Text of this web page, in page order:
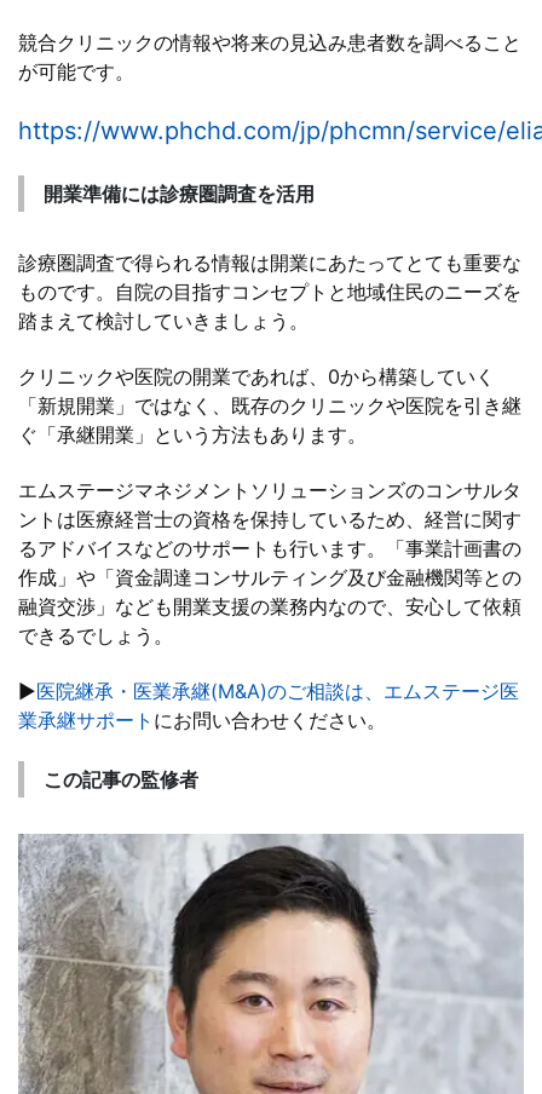
競合クリニックの情報や将来の見込み患者数を調べること
が可能です。
https://www.phchd.com/jp/phcmn/service/
開業準備には診療圏調査を活用
診療圏調査で得られる情報は開業にあたってとても重要な
ものです。自院の目指すコンセプトと地域住民のニーズを
踏まえて検討していきましょう。
クリニックや医院の開業であれば、0から構築していく
「新規開業」ではなく、既存のクリニックや医院を引き継
ぐ「承継開業」という方法もあります。
エムステージマネジメントソリューションズのコンサルタ
ントは医療経営士の資格を保持しているため、経営に関す
るアドバイスなどのサポートも行います。「事業計画書の
作成」や「資金調達コンサルティング及び金融機関等との
融資交渉」なども開業支援の業務内なので、安心して依頼
できるでしょう。
▶医院継承・医業承継(M&A)のご相談は、エムステージ医
業承継サポート にお問い合わせください。
この記事の監修者